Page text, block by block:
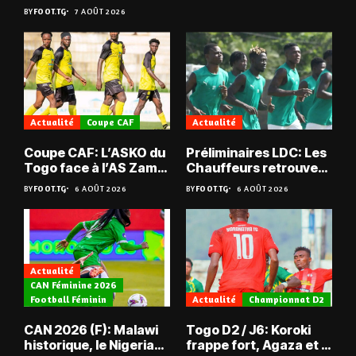
BYFOOT.TG 7 AOÛT 2026
Actualité Coupe CAF
Coupe CAF: L’ASKO du
Togo face à l’AS Zam
du Niger
BYFOOT.TG 6 AOÛT 2026
Actualité
Préliminaires LDC: Les
Chauffeurs retrouvent
les Mimos
BYFOOT.TG 6 AOÛT 2026
Actualité
CAN Féminine 2026
Football Féminin
CAN 2026 (F): Malawi
historique, le Nigeria
Actualité Championnat D2
Togo D2 / J6: Koroki
frappe fort, Agaza et la